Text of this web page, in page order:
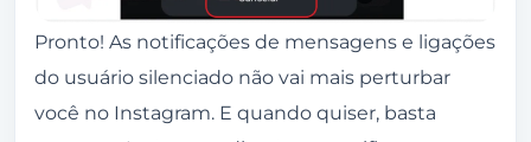
Pronto! As notificações de mensagens e ligações
do usuário silenciado não vai mais perturbar
você no Instagram. E quando quiser, basta